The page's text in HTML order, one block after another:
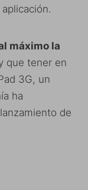
máximo la
que tener en
3G, un
ha
de